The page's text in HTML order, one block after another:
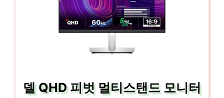
델 QHD 피벗 멀티스탠드 모니터